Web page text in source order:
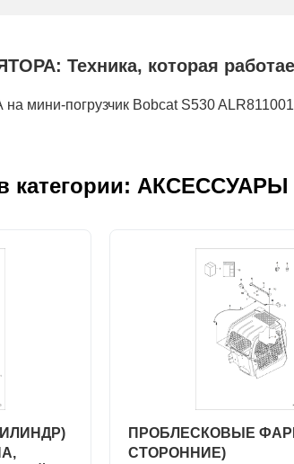
Техника, которая
мини-погрузчик Bobcat S530
категории:
ПРОБЛЕСКОВЫЕ
СТОРОННИЕ)